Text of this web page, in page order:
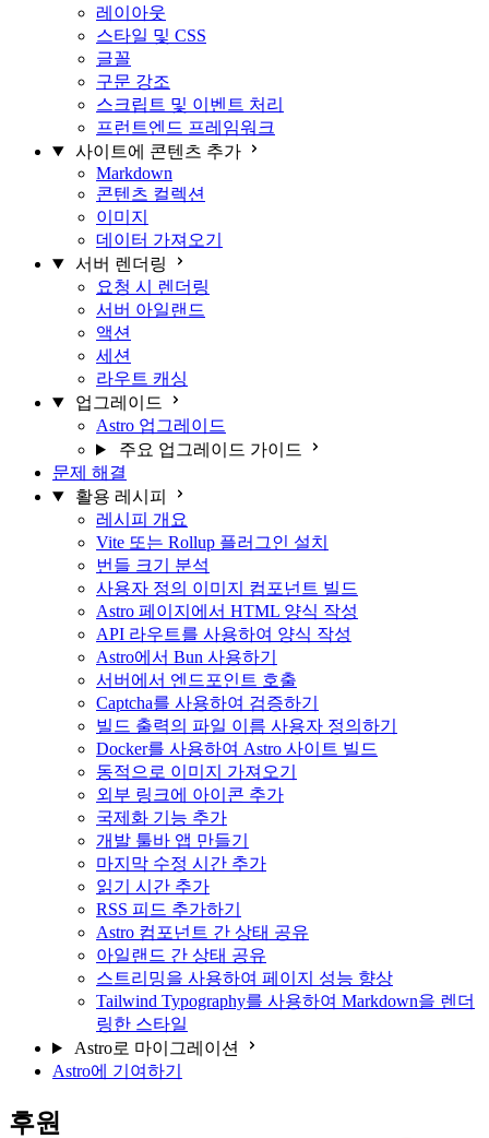
레이아웃
스타일 및 CSS
글꼴
구문 강조
스크립트 및 이벤트 처리
프런트엔드 프레임워크
사이트에 콘텐츠 추가
Markdown
콘텐츠 컬렉션
이미지
데이터 가져오기
서버 렌더링
요청 시 렌더링
서버 아일랜드
액션
세션
라우트 캐싱
업그레이드
Astro 업그레이드
주요 업그레이드 가이드
문제 해결
활용 레시피
레시피 개요
Vite 또는 Rollup 플러그인 설치
번들 크기 분석
사용자 정의 이미지 컴포넌트 빌드
Astro 페이지에서 HTML 양식 작성
API 라우트를 사용하여 양식 작성
Astro에서 Bun 사용하기
서버에서 엔드포인트 호출
Captcha를 사용하여 검증하기
빌드 출력의 파일 이름 사용자 정의하기
Docker를 사용하여 Astro 사이트 빌드
동적으로 이미지 가져오기
외부 링크에 아이콘 추가
국제화 기능 추가
개발 툴바 앱 만들기
마지막 수정 시간 추가
읽기 시간 추가
RSS 피드 추가하기
Astro 컴포넌트 간 상태 공유
아일랜드 간 상태 공유
스트리밍을 사용하여 페이지 성능 향상
Tailwind Typography를 사용하여 Markdown을 렌더
링한 스타일
Astro로 마이그레이션
Astro에 기여하기
후원